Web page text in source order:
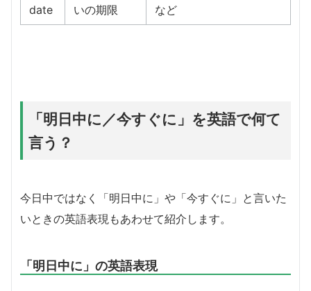
date
いの期限
など
「明日中に／今すぐに」を英語で何て
言う？
今日中ではなく「明日中に」や「今すぐに」と言いた
いときの英語表現もあわせて紹介します。
「明日中に」の英語表現